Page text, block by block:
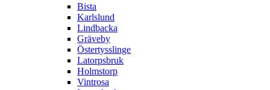
Bista
Karlslund
Lindbacka
Gräveby
Östertysslinge
Latorpsbruk
Holmstorp
Vintrosa